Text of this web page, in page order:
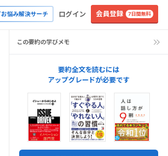
お悩み解決サーチ ログイン 会員登録 7日間無料
この要約の学びメモ
要約全文を読むには
アップグレードが必要です